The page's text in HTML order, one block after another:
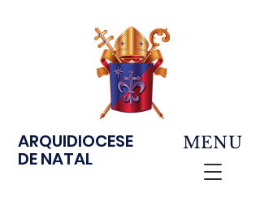
ARQUIDIOCESE
DE NATAL
MENU